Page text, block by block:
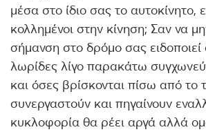
μέσα στο ίδιο σας το αυτοκίνητο,
κολλημένοι στην κίνηση; Σαν να
σήμανση στο δρόμο σας ειδοποιεί
λωρίδες λίγο παρακάτω
και όσες βρίσκονται πίσω από το
συνεργαστούν και πηγαίνουν
κυκλοφορία θα ρέει αργά αλλά